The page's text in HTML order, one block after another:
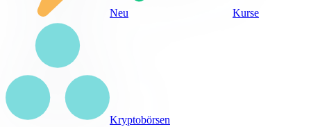
Neu Kurse
Kryptobörsen